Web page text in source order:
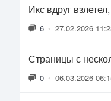
Икс вдруг
6 • 27.02.2026
Страницы с
0 • 06.03.2026